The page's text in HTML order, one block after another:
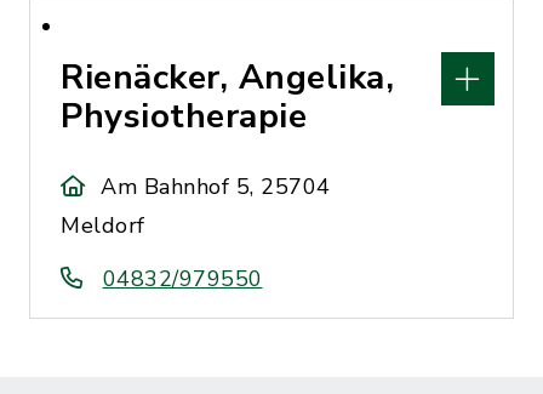
Rienäcker, Angelika,
Physiotherapie
Am Bahnhof 5, 25704
Meldorf
04832/979550